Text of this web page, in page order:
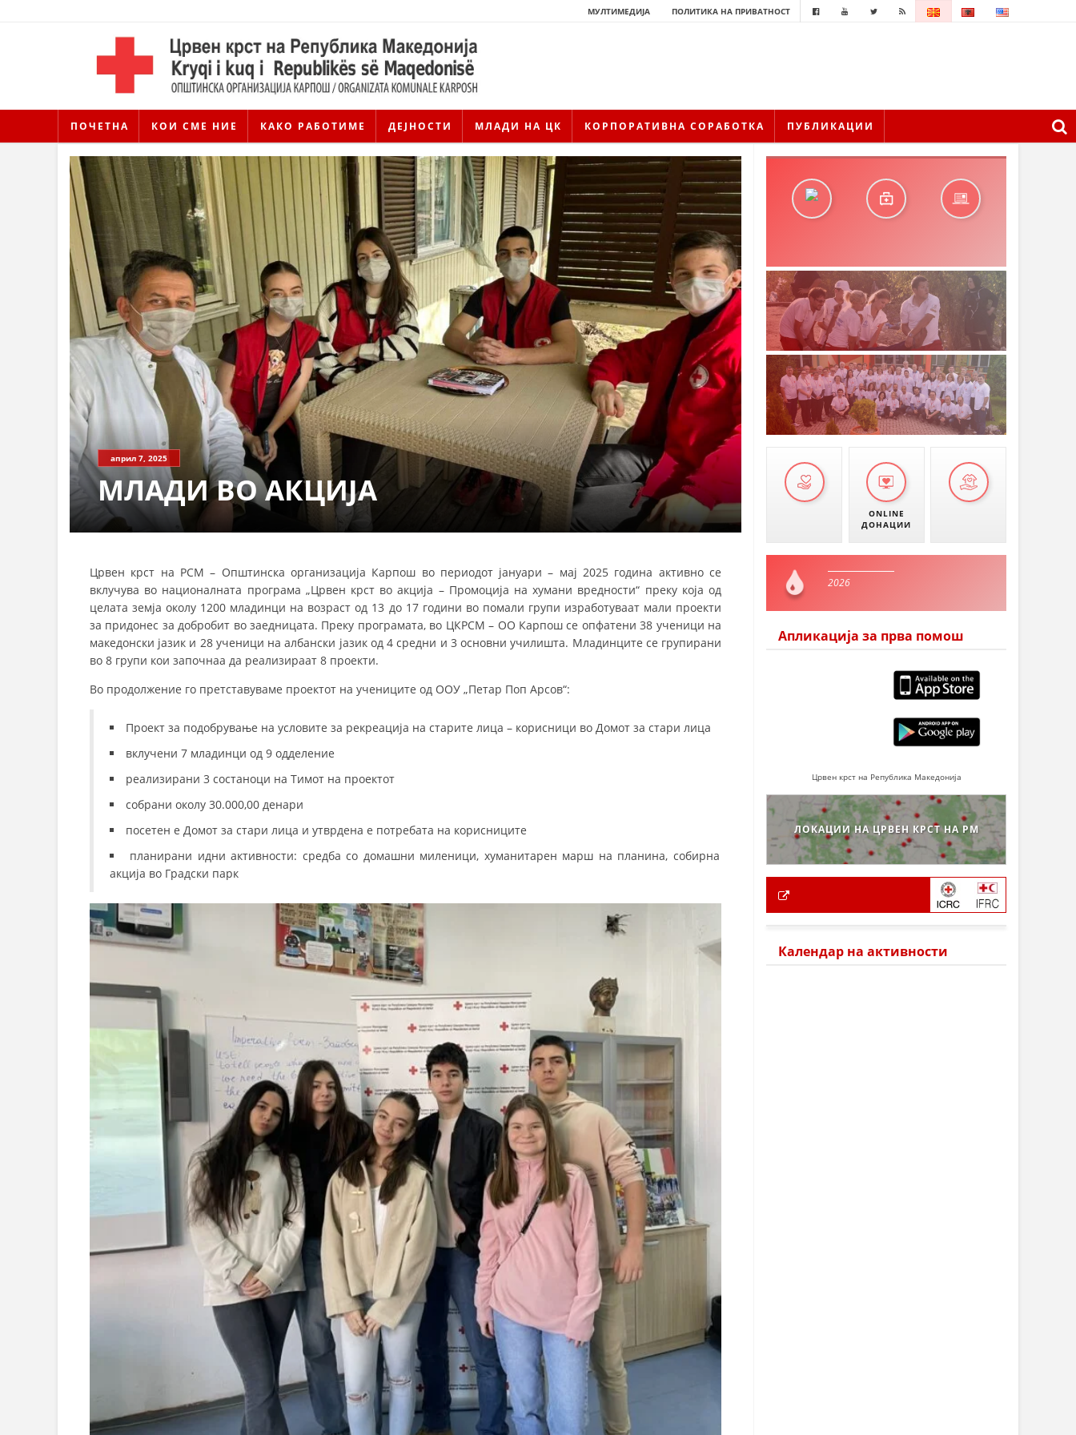
МУЛТИМЕДИЈА ПОЛИТИКА НА ПРИВАТНОСТ
ПОЧЕТНА КОИ СМЕ НИЕ КАКО РАБОТИМЕ ДЕЈНОСТИ МЛАДИ НА ЦК КОРПОРАТИВНА СОРАБОТКА ПУБЛИКАЦИИ
ДЕЈСТВУВАЊЕ
ПРИРАЧНИЦИ
БРОШУРИ
ПРЕЗЕНТАЦИИ
април 7, 2025
МЛАДИ ВО АКЦИЈА
Црвен крст на РСМ – Општинска организација Карпош во периодот јануари – мај 2025 година активно се
вклучува во националната програма „Црвен крст во акција – Промоција на хумани вредности“ преку која од
целата земја околу 1200 младинци на возраст од 13 до 17 години во помали групи изработуваат мали проекти
за придонес за добробит во заедницата. Преку програмата, во ЦКРСМ – ОО Карпош се опфатени 38 ученици на
македонски јазик и 28 ученици на албански јазик од 4 средни и 3 основни училишта. Младинците се групирани
во 8 групи кои започнаа да реализираат 8 проекти.
Во продолжение го претставуваме проектот на учениците од ООУ „Петар Поп Арсов“:
Проект за подобрување на условите за рекреација на старите лица – корисници во Домот за стари лица
вклучени 7 младинци од 9 одделение
реализирани 3 состаноци на Тимот на проектот
собрани околу 30.000,00 денари
посетен е Домот за стари лица и утврдена е потребата на корисниците
планирани идни активности: средба со домашни миленици, хуманитарен марш на планина, собирна
акција во Градски парк
ONLINE
ДОНАЦИИ
2026
Апликација за прва помош
Црвен крст на Република Македонија
ЛОКАЦИИ НА ЦРВЕН КРСТ НА РМ
Календар на активности